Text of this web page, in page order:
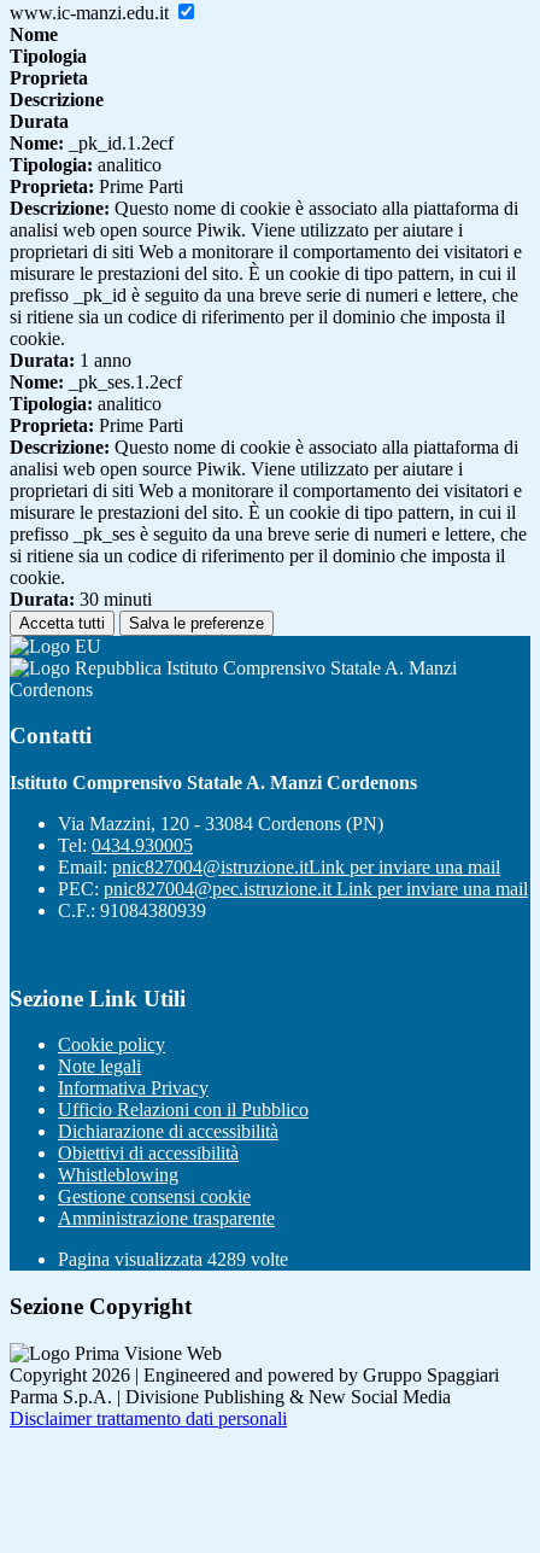
www.ic-manzi.edu.it
Nome
Tipologia
Proprieta
Descrizione
Durata
Nome: _pk_id.1.2ecf
Tipologia: analitico
Proprieta: Prime Parti
Descrizione: Questo nome di cookie è associato alla piattaforma di
analisi web open source Piwik. Viene utilizzato per aiutare i
proprietari di siti Web a monitorare il comportamento dei visitatori e
misurare le prestazioni del sito. È un cookie di tipo pattern, in cui il
prefisso _pk_id è seguito da una breve serie di numeri e lettere, che
si ritiene sia un codice di riferimento per il dominio che imposta il
cookie.
Durata: 1 anno
Nome: _pk_ses.1.2ecf
Tipologia: analitico
Proprieta: Prime Parti
Descrizione: Questo nome di cookie è associato alla piattaforma di
analisi web open source Piwik. Viene utilizzato per aiutare i
proprietari di siti Web a monitorare il comportamento dei visitatori e
misurare le prestazioni del sito. È un cookie di tipo pattern, in cui il
prefisso _pk_ses è seguito da una breve serie di numeri e lettere, che
si ritiene sia un codice di riferimento per il dominio che imposta il
cookie.
Durata: 30 minuti
Accetta tutti Salva le preferenze
Istituto Comprensivo Statale A. Manzi
Cordenons
Contatti
Istituto Comprensivo Statale A. Manzi Cordenons
Via Mazzini, 120 - 33084 Cordenons (PN)
Tel: 0434.930005
Email: pnic827004@istruzione.itLink per inviare una mail
PEC: pnic827004@pec.istruzione.it Link per inviare una mail
C.F.: 91084380939
Sezione Link Utili
Cookie policy
Note legali
Informativa Privacy
Ufficio Relazioni con il Pubblico
Dichiarazione di accessibilità
Obiettivi di accessibilità
Whistleblowing
Gestione consensi cookie
Amministrazione trasparente
Pagina visualizzata 4289 volte
Sezione Copyright
Copyright 2026 | Engineered and powered by Gruppo Spaggiari
Parma S.p.A. | Divisione Publishing & New Social Media
Disclaimer trattamento dati personali